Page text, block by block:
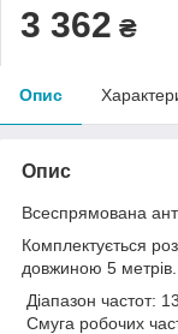
3 362 ₴
Опис
Опис
Всеспрямована
Комплектується
довжиною 5 метрів.
Діапазон частот:
Смуга робочих